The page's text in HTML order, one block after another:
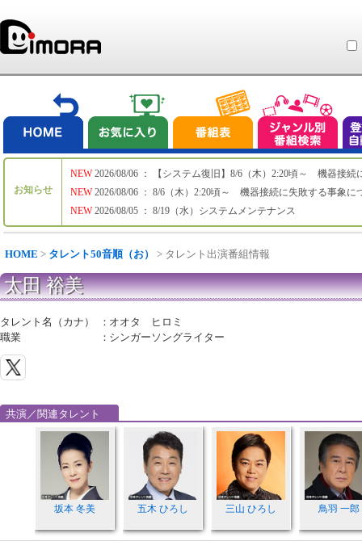
お知らせ
NEW
NEW
NEW
2026/08/06 ： 【システム復旧】8/6（木）2:20頃～ 機器接続
2026/08/06 ： 8/6（木）2:20頃～ 機器接続に失敗する事象に
2026/08/05 ： 8/19（水）システムメンテナンス
HOME > タレント50音順（お） > タレント出演番組情報
太田 裕美
タレント名（カナ） ： オオタ ヒロミ
職業
： シンガーソングライター
共演／関連タレント
坂本 冬美 五木 ひろし 三山 ひろし 鳥羽 一郎